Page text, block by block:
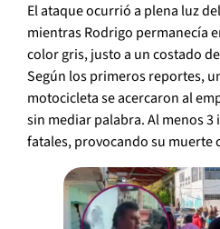
El ataque ocurrió a plena luz
mientras Rodrigo permanecía
color gris, justo a un costado
Según los primeros reportes,
motocicleta se acercaron al
sin mediar palabra. Al menos
fatales, provocando su muerte